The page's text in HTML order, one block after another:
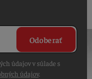
Odoberať
údajov v súlade s
údajov.